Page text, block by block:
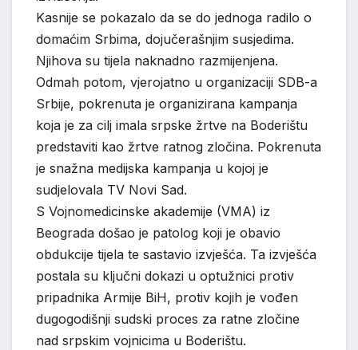
Kasnije se pokazalo da se do jednoga radilo o
domaćim Srbima, dojučerašnjim susjedima.
Njihova su tijela naknadno razmijenjena.
Odmah potom, vjerojatno u organizaciji SDB-a
Srbije, pokrenuta je organizirana kampanja
koja je za cilj imala srpske žrtve na Boderištu
predstaviti kao žrtve ratnog zločina. Pokrenuta
je snažna medijska kampanja u kojoj je
sudjelovala TV Novi Sad.
S Vojnomedicinske akademije (VMA) iz
Beograda došao je patolog koji je obavio
obdukcije tijela te sastavio izvješća. Ta izvješća
postala su ključni dokazi u optužnici protiv
pripadnika Armije BiH, protiv kojih je vođen
dugogodišnji sudski proces za ratne zločine
nad srpskim vojnicima u Boderištu.